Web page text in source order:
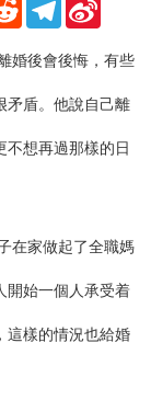
後會後悔，有些
矛盾。他說自己離
不想再過那樣的日
家做起了全職媽
開始一個人承受着
這樣的情況也給婚